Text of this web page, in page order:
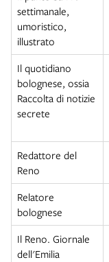
settimanale,
umoristico,
illustrato
Il quotidiano
bolognese, ossia
Raccolta di notizie
secrete
Redattore del
Reno
Relatore
bolognese
Il Reno. Giornale
dell'Emilia